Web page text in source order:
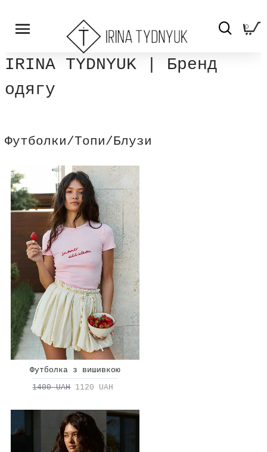
0
IRINA TYDNYUK | Бренд
одягу
Футболки/Топи/Блузи
Футболка з вишивкою
1400 UAH 1120 UAH